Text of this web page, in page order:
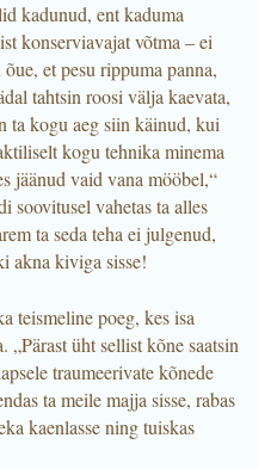
kadunud, ent kaduma
konserviavajat võtma – ei
et pesu rippuma panna,
tahtsin roosi välja kaevata,
ta kogu aeg siin käinud, kui
kogu tehnika minema
jäänud vaid vana mööbel,“
soovitusel vahetas ta alles
ta seda teha ei julgenud,
akna kiviga sisse!
teismeline poeg, kes isa
„Pärast üht sellist kõne saatsin
traumeerivate kõnede
ta meile majja sisse, rabas
kaenlasse ning tuiskas